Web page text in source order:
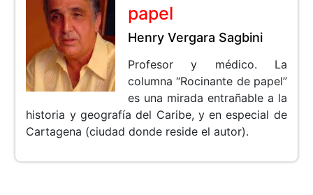
papel
Henry Vergara Sagbini
Profesor y médico. La
columna “Rocinante de papel”
es una mirada entrañable a la
historia y geografía del Caribe, y en especial de
Cartagena (ciudad donde reside el autor).